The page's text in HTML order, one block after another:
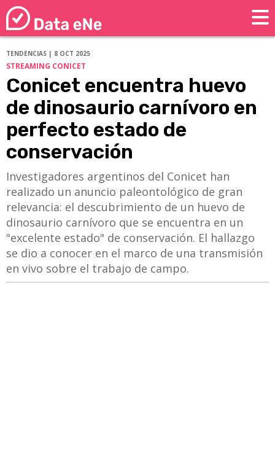
TENDENCIAS | 8 OCT 2025
STREAMING CONICET
Conicet encuentra huevo
de dinosaurio carnívoro en
perfecto estado de
conservación
Investigadores argentinos del Conicet han
realizado un anuncio paleontológico de gran
relevancia: el descubrimiento de un huevo de
dinosaurio carnívoro que se encuentra en un
"excelente estado" de conservación. El hallazgo
se dio a conocer en el marco de una transmisión
en vivo sobre el trabajo de campo.